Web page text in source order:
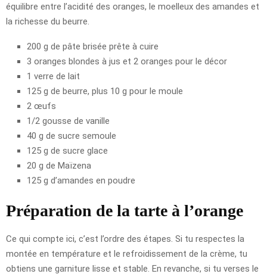
équilibre entre l’acidité des oranges, le moelleux des amandes et
la richesse du beurre.
200 g de pâte brisée prête à cuire
3 oranges blondes à jus et 2 oranges pour le décor
1 verre de lait
125 g de beurre, plus 10 g pour le moule
2 œufs
1/2 gousse de vanille
40 g de sucre semoule
125 g de sucre glace
20 g de Maïzena
125 g d’amandes en poudre
Préparation de la tarte à l’orange
Ce qui compte ici, c’est l’ordre des étapes. Si tu respectes la
montée en température et le refroidissement de la crème, tu
obtiens une garniture lisse et stable. En revanche, si tu verses le